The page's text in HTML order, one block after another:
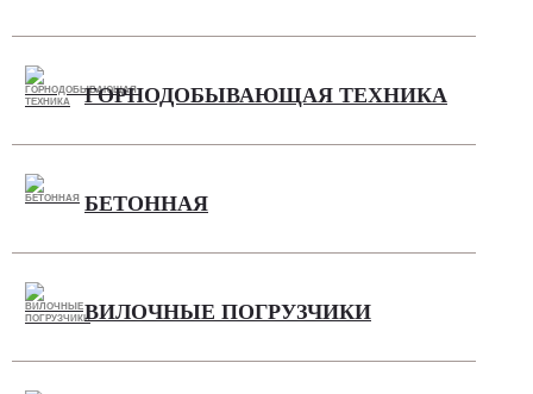
ГОРНОДОБЫВАЮЩАЯ ТЕХНИКА
БЕТОННАЯ
ВИЛОЧНЫЕ ПОГРУЗЧИКИ